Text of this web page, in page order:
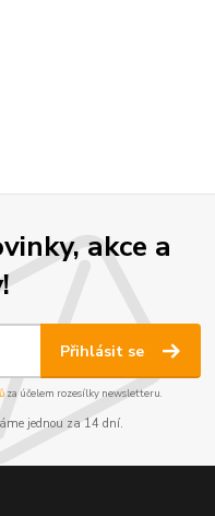
akce a
Přihlásit se
za účelem rozesílky newsletteru.
jednou za 14 dní.